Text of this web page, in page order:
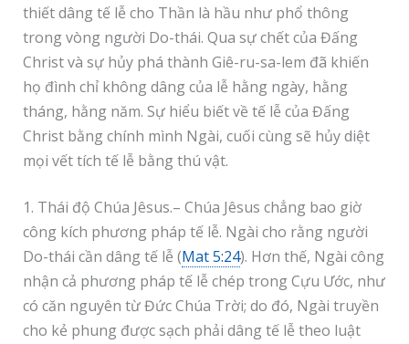
thiết dâng tế lễ cho Thần là hầu như phổ thông
trong vòng người Do-thái. Qua sự chết của Đấng
Christ và sự hủy phá thành Giê-ru-sa-lem đã khiến
họ đình chỉ không dâng của lễ hằng ngày, hằng
tháng, hằng năm. Sự hiểu biết về tế lễ của Đấng
Christ bằng chính mình Ngài, cuối cùng sẽ hủy diệt
mọi vết tích tế lễ bằng thú vật.
1. Thái độ Chúa Jêsus.– Chúa Jêsus chẳng bao giờ
công kích phương pháp tế lễ. Ngài cho rằng người
Do-thái cần dâng tế lễ (Mat 5:24). Hơn thế, Ngài công
nhận cả phương pháp tế lễ chép trong Cựu Ước, như
có căn nguyên từ Đức Chúa Trời; do đó, Ngài truyền
cho kẻ phung được sạch phải dâng tế lễ theo luật